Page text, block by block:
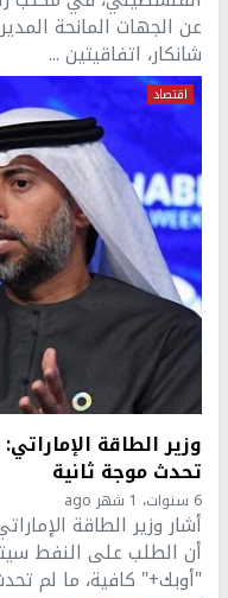
عن الجهات المانحة
شانكار، اتفاقيتين ...
اقتصاد
وزير الطاقة
تحدث موجة ثانية
6 سنوات، 1 شهر ago
أشار وزير الطاقة
أن الطلب على النفط
"أوبك+" كافية، ما لم